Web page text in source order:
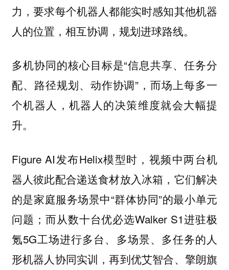
力，要求每个机器人都能实时感知其他机器
人的位置，相互协调，规划进球路线。
多机协同的核心目标是“信息共享、任务分
配、路径规划、动作协调”，而场上每多一
个机器人，机器人的决策维度就会大幅提
升。
Figure AI发布Helix模型时，视频中两台机
器人彼此配合递送食材放入冰箱，它们解决
的是家庭服务场景中“群体协同”的最小单元
问题；而从数十台优必选Walker S1进驻极
氪5G工场进行多台、多场景、多任务的人
形机器人协同实训，再到优艾智合、擎朗旗